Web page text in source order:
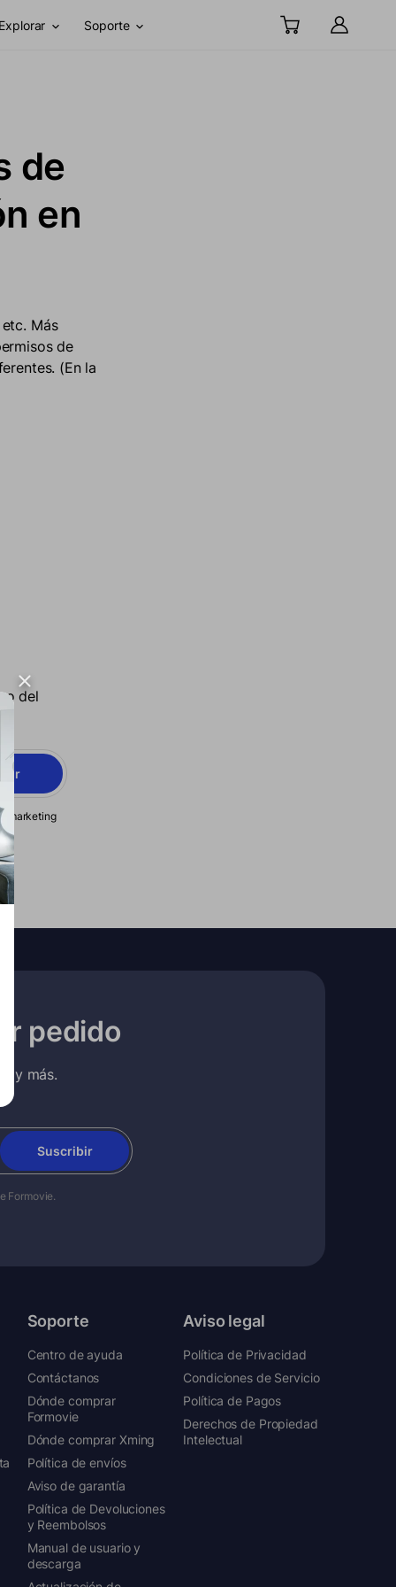
Explorar Soporte
de
en
Más
de
(En la
del
marketing
pedido
y más.
Suscribir
Formovie.
Soporte
Centro de ayuda
Contáctanos
Dónde comprar
Formovie
Dónde comprar Xming
Política de envíos
Aviso de garantía
Política de Devoluciones
y Reembolsos
Manual de usuario y
descarga
Aviso legal
Política de Privacidad
Condiciones de Servicio
Política de Pagos
Derechos de Propiedad
Intelectual